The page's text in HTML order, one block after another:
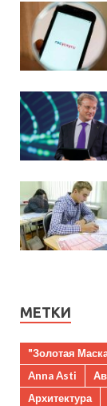
МЕТКИ
"Золотая
Anna Asti
Архитектура